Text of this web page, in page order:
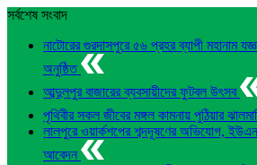
সর্বশেষ সংবাদ
নাটোরের গুরদাসপুরে ৫৬ প্রহর ব্যাপী মহানাম
অনুষ্ঠিত
আব্দুলপুর বাজারের ব্যবসায়ীদের ফুটবল উৎসব
পৃথিবীর সকল জীবের মঙ্গল কামনায় পুঠিয়ার
লালপুরে ওয়ার্কশপের শব্দদূষণের অভিযোগ,
আবেদন